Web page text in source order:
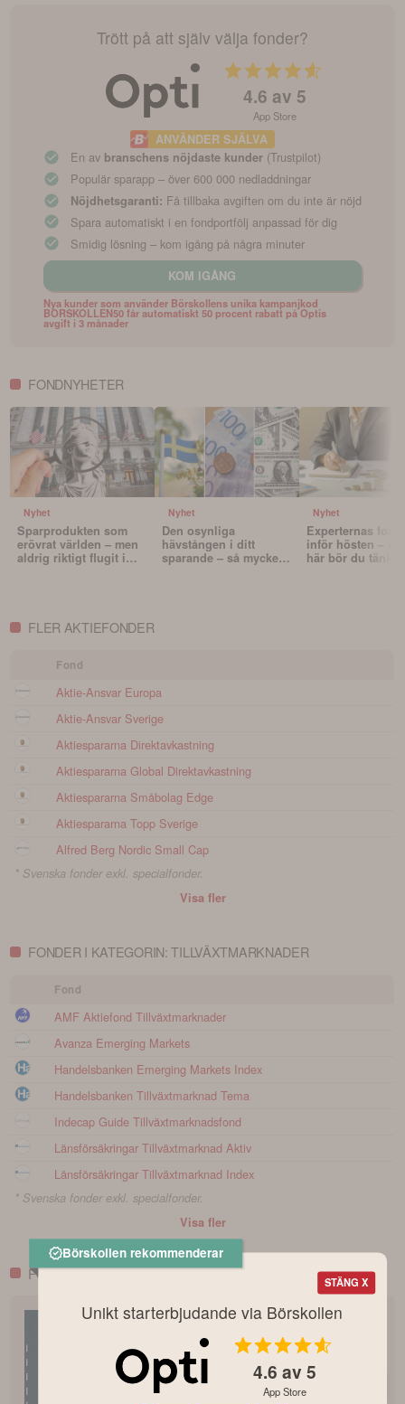
Trött på att själv välja fonder?
4.6 av 5
App Store
ANVÄNDER SJÄLVA
En av branschens nöjdaste kunder (Trustpilot)
Populär sparapp – över 600 000 nedladdningar
Nöjdhetsgaranti: Få tillbaka avgiften om du inte är nöjd
Spara automatiskt i en fondportfölj anpassad för dig
Smidig lösning – kom igång på några minuter
KOM IGÅNG
Nya kunder som använder Börskollens unika kampanjkod
BORSKOLLEN50 får automatiskt 50 procent rabatt på Optis
avgift i 3 månader
FONDNYHETER
Nyhet
Sparprodukten som
erövrat världen – men
aldrig riktigt flugit i
Nyhet
Den osynliga
hävstången i ditt
sparande – så mycket
Nyhet
Experternas
inför hösten –
här bör du tänka
FLER AKTIEFONDER
Fond
Aktie-Ansvar Europa
Aktie-Ansvar Sverige
Aktiespararna Direktavkastning
Aktiespararna Global Direktavkastning
Aktiespararna Småbolag Edge
Aktiespararna Topp Sverige
Alfred Berg Nordic Small Cap
* Svenska fonder exkl. specialfonder.
Visa fler
FONDER I KATEGORIN: TILLVÄXTMARKNADER
Fond
AMF Aktiefond Tillväxtmarknader
Avanza Emerging Markets
Handelsbanken Emerging Markets Index
Handelsbanken Tillväxtmarknad Tema
Indecap Guide Tillväxtmarknadsfond
Länsförsäkringar Tillväxtmarknad Aktiv
Länsförsäkringar Tillväxtmarknad Index
* Svenska fonder exkl. specialfonder.
Visa fler
FONDINSPIRATION STÄNG X
Börskollen rekommenderar
Unikt starterbjudande via Börskollen
4.6 av 5
App Store